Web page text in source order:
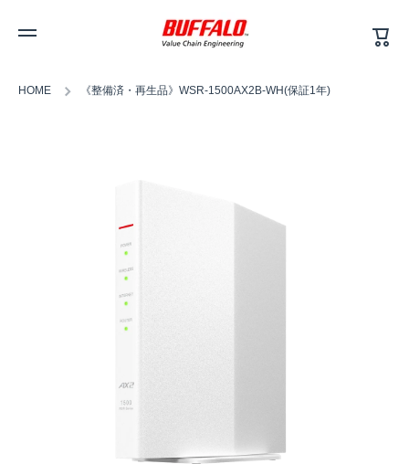
ー
ト
HOME 《整備済・再生品》WSR-1500AX2B-WH(保証1年)